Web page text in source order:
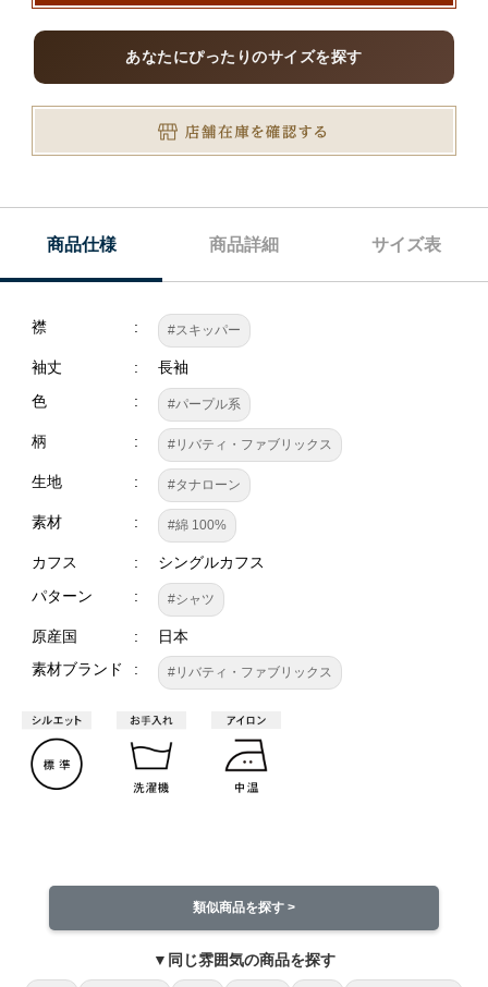
あなたにぴったりのサイズを探す
商品仕様 商品詳細 サイズ表
襟 #スキッパー
袖丈
長袖
色
#パープル系
柄 #リバティ・ファブリックス
生地 #タナローン
素材 #綿 100%
カフス
シングルカフス
パターン
#シャツ
原産国
日本
素材ブランド
#リバティ・ファブリックス
類似商品を探す >
▼同じ雰囲気の商品を探す